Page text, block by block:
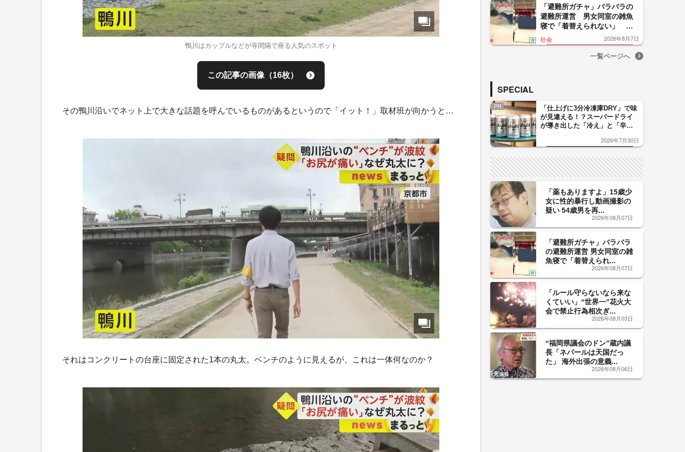
鴨川はカップルなどが等間隔で座る人気のスポット
この記事の画像（16枚）
その鴨川沿いでネット上で大きな話題を呼んでいるものがあるというので「イット！」取材班が向かうと…
それはコンクリートの台座に固定された1本の丸太。ベンチのように見えるが、これは一体何なのか？
「避難所ガチャ」バラバラの
避難所運営 男女同室の雑魚
寝で「着替えられない」 海
外では当日にテント設置の制
度設計【令和8年熊本地震】
社会 2026年8月7日
一覧ページへ
SPECIAL
PR
「仕上げに3分冷凍庫DRY」で味
が見違える！？スーパードライ
が導き出した「冷え」と「辛
した「辛口カーブ」が飲み頃の
2026年7月30日
「薬もありますよ」15歳少
女に性的暴行し動画撮影の
疑い 54歳男を再...
2026年08月07日
「避難所ガチャ」バラバラ
の避難所運営 男女同室の雑
魚寝で「着替えられ...
2026年08月07日
「ルール守らないなら来な
くていい」“世界一”花火大
会で禁止行為相次ぎ...
2026年08月03日
“福岡県議会のドン”蔵内議
長「ネパールは天国だっ
た」 海外出張の意義...
2026年08月06日